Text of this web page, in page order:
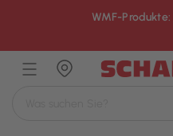
WMF-Produkte: